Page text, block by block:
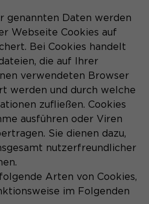
genannten Daten werden
Webseite Cookies auf
Bei Cookies handelt
die auf Ihrer
verwendeten Browser
werden und durch welche
zufließen. Cookies
ausführen oder Viren
Sie dienen dazu,
nutzerfreundlicher
Arten von Cookies,
im Folgenden